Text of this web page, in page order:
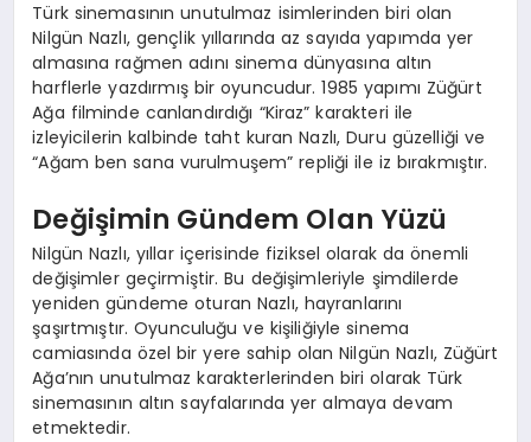
Türk sinemasının unutulmaz isimlerinden biri olan
Nilgün Nazlı, gençlik yıllarında az sayıda yapımda yer
almasına rağmen adını sinema dünyasına altın
harflerle yazdırmış bir oyuncudur. 1985 yapımı Züğürt
Ağa filminde canlandırdığı “Kiraz” karakteri ile
izleyicilerin kalbinde taht kuran Nazlı, Duru güzelliği ve
“Ağam ben sana vurulmuşem” repliği ile iz bırakmıştır.
Değişimin Gündem Olan Yüzü
Nilgün Nazlı, yıllar içerisinde fiziksel olarak da önemli
değişimler geçirmiştir. Bu değişimleriyle şimdilerde
yeniden gündeme oturan Nazlı, hayranlarını
şaşırtmıştır. Oyunculuğu ve kişiliğiyle sinema
camiasında özel bir yere sahip olan Nilgün Nazlı, Züğürt
Ağa’nın unutulmaz karakterlerinden biri olarak Türk
sinemasının altın sayfalarında yer almaya devam
etmektedir.